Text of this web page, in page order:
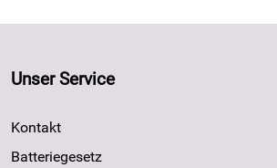
Unser Service
Kontakt
Batteriegesetz